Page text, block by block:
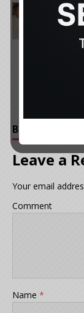
BE THE FIRST
Leave a
Your email
Comment
Name *